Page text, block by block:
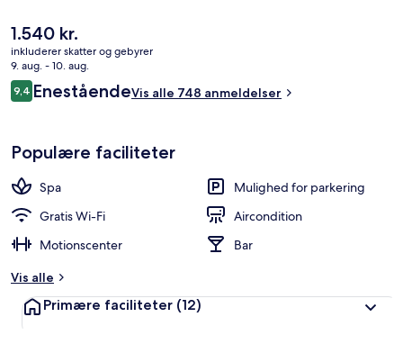
Den
nuværende
pris
er
1.540 kr.
1.540 kr.
inkluderer skatter og gebyrer
9. aug. - 10. aug.
Anmeldelser
9,49,4 ud af 10.
EneståendeVis alle 748 anmeldelser
Populære faciliteter
Spa
Mulighed for parkering
Gratis Wi-Fi
Aircondition
Motionscenter
Bar
Vis alle
Primære faciliteter (12)